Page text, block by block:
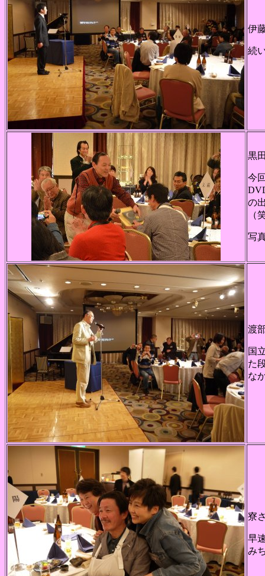
伊
続
黒
今
の
（
写
渡
国
た
な
寮
早
み